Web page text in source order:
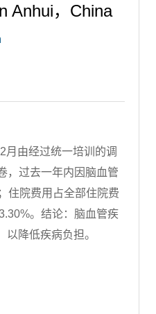
Anhui，China
由经过统一培训的调
，过去一年内因脑血管
住院费用占全部住院费
。结论：脑血管疾
降低疾病负担。
闭